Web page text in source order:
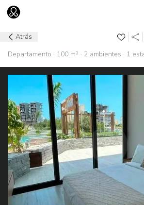
Ir al home
Atrás
Departamento · 100 m² · 2 ambientes · 1